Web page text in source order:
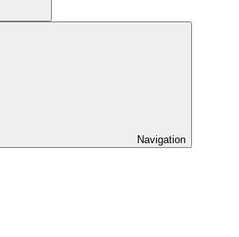
Navigation